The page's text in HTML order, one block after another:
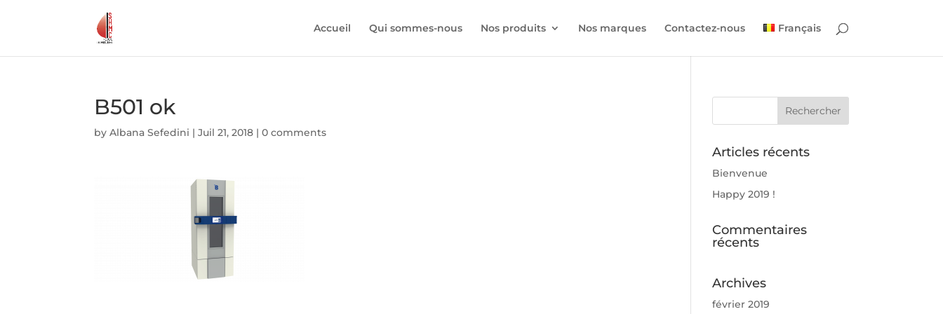
Accueil Qui sommes-nous Nos produits Nos marques Contactez-nous Français
B501 ok
byAlbana Sefedini |Juil 21, 2018 |0 comments
Articles récents
Bienvenue
Happy 2019 !
Commentaires
récents
Archives
février 2019